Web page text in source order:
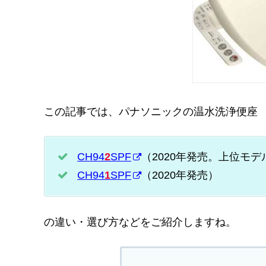
この記事では、パナソニックの温水洗浄便座
CH942SPF
（2020年発売。上位モデ
CH941SPF （2020年発売）
の違い・選び方などをご紹介しますね。